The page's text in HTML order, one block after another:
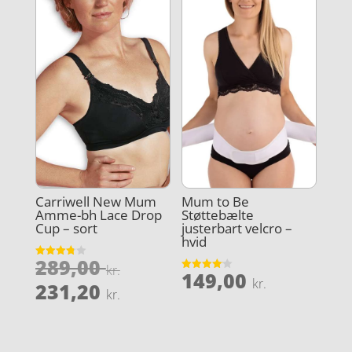
Carriwell New Mum
Amme-bh Lace Drop
Cup – sort
Vurderet
3.8
289,00kr.Den
oprindelige
pris
231,20 kr.
Mum to Be
Støttebælte
justerbart velcro –
hvid
Vurderet
4.1
149,00 kr.